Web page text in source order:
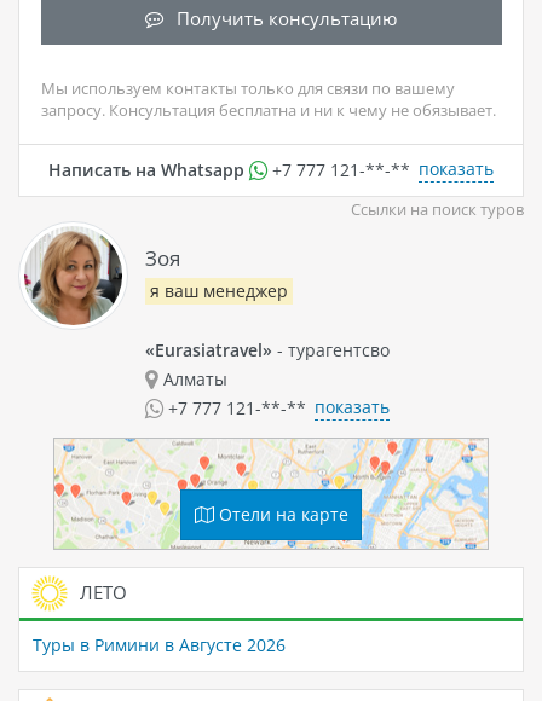
Получить консультацию
Мы используем контакты только для связи по вашему
запросу. Консультация бесплатна и ни к чему не обязывает.
Написать на Whatsapp +7 777 121-**-** показать
Ссылки на поиск туров
Зоя
я ваш менеджер
«Eurasiatravel» - турагентсво
Алматы
+7 777 121-**-** показать
Отели на карте
ЛЕТО
Туры в Римини в Августе 2026